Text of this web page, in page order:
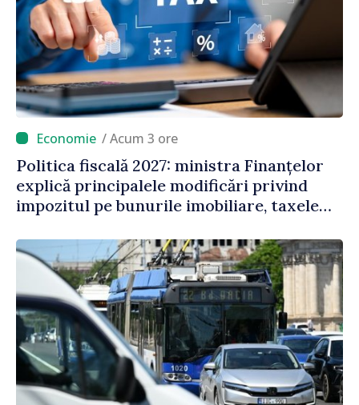
/ Acum 3 ore
Politica fiscală 2027: ministra Finanțelor
explică principalele modificări privind
impozitul pe bunurile imobiliare, taxele